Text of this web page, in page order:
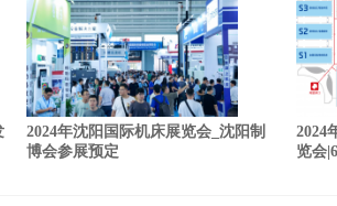
2024年沈阳国际机床展览会_沈阳制
博会参展预定
2024
览会